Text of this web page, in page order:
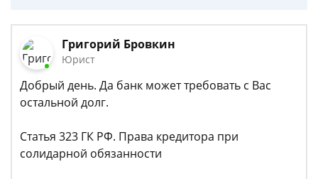
Григорий Бровкин
Юрист
Добрый день. Да банк может требовать с Вас
остальной долг.
Статья 323 ГК РФ. Права кредитора при
солидарной обязанности